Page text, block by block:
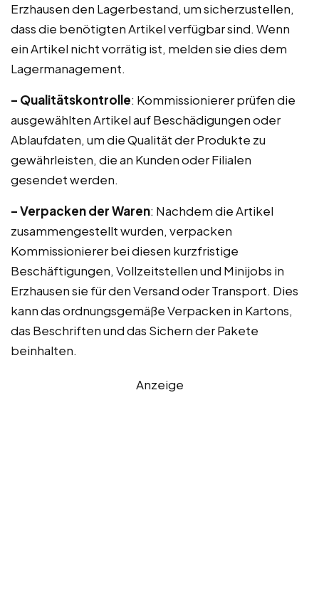
Erzhausen den Lagerbestand, um sicherzustellen,
dass die benötigten Artikel verfügbar sind. Wenn
ein Artikel nicht vorrätig ist, melden sie dies dem
Lagermanagement.
– Qualitätskontrolle: Kommissionierer prüfen die
ausgewählten Artikel auf Beschädigungen oder
Ablaufdaten, um die Qualität der Produkte zu
gewährleisten, die an Kunden oder Filialen
gesendet werden.
– Verpacken der Waren: Nachdem die Artikel
zusammengestellt wurden, verpacken
Kommissionierer bei diesen kurzfristige
Beschäftigungen, Vollzeitstellen und Minijobs in
Erzhausen sie für den Versand oder Transport. Dies
kann das ordnungsgemäße Verpacken in Kartons,
das Beschriften und das Sichern der Pakete
beinhalten.
Anzeige